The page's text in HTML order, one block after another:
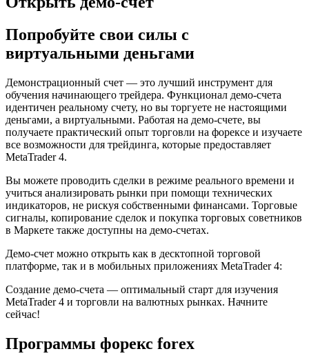
Попробуйте свои силы с
виртуальными деньгами
Демонстрационный счет — это лучший инструмент для
обучения начинающего трейдера. Функционал демо-счета
идентичен реальному счету, но вы торгуете не настоящими
деньгами, а виртуальными. Работая на демо-счете, вы
получаете практический опыт торговли на форексе и изучаете
все возможности для трейдинга, которые предоставляет
MetaTrader 4.
Вы можете проводить сделки в режиме реального времени и
учиться анализировать рынки при помощи технических
индикаторов, не рискуя собственными финансами. Торговые
сигналы, копирование сделок и покупка торговых советников
в Маркете также доступны на демо-счетах.
Демо-счет можно открыть как в десктопной торговой
платформе, так и в мобильных приложениях MetaTrader 4:
Создание демо-счета — оптимальный старт для изучения
MetaTrader 4 и торговли на валютных рынках. Начните
сейчас!
Программы форекс forex